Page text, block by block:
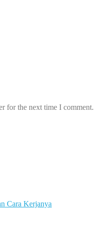
for the next time I comment.
Cara Kerjanya